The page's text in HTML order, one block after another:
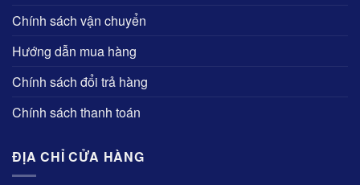
Chính sách vận chuyển
Hướng dẫn mua hàng
Chính sách đổi trả hàng
Chính sách thanh toán
ĐỊA CHỈ CỬA HÀNG